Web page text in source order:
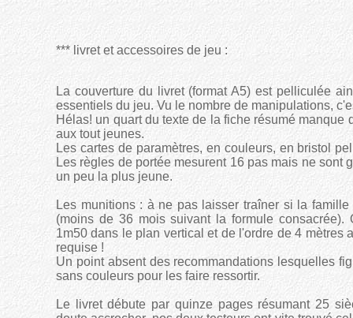
*** livret et accessoires de jeu :
La couverture du livret (format A5) est pelliculée
essentiels du jeu. Vu le nombre de manipulations,
Hélas! un quart du texte de la fiche résumé manque
aux tout jeunes.
Les cartes de paramètres, en couleurs, en bristol
Les règles de portée mesurent 16 pas mais ne sont
un peu la plus jeune.
Les munitions : à ne pas laisser traîner si la
(moins de 36 mois suivant la formule
1m50 dans le plan vertical et de l'ordre de 4 mètres
requise !
Un point absent des recommandations lesquelles
sans couleurs pour les faire ressortir.
Le livret débute par quinze pages résumant 25